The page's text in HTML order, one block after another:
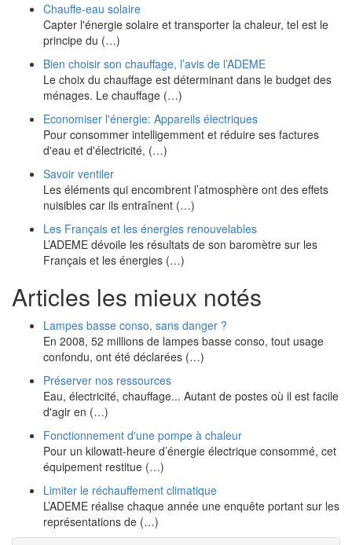
Chauffe-eau solaire
Capter l'énergie solaire et transporter la chaleur, tel est le
principe du (…)
Bien choisir son chauffage, l’avis de l’ADEME
Le choix du chauffage est déterminant dans le budget des
ménages. Le chauffage (…)
Economiser l'énergie: Appareils électriques
Pour consommer intelligemment et réduire ses factures
d'eau et d'électricité, (…)
Savoir ventiler
Les éléments qui encombrent l’atmosphère ont des effets
nuisibles car ils entraînent (…)
Les Français et les énergies renouvelables
L’ADEME dévoile les résultats de son baromètre sur les
Français et les énergies (…)
Articles les mieux notés
Lampes basse conso, sans danger ?
En 2008, 52 millions de lampes basse conso, tout usage
confondu, ont été déclarées (…)
Préserver nos ressources
Eau, électricité, chauffage... Autant de postes où il est facile
d'agir en (…)
Fonctionnement d'une pompe à chaleur
Pour un kilowatt-heure d’énergie électrique consommé, cet
équipement restitue (…)
Limiter le réchauffement climatique
L’ADEME réalise chaque année une enquête portant sur les
représentations de (…)